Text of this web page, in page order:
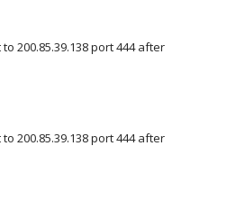
200.85.39.138 port 444 after
200.85.39.138 port 444 after